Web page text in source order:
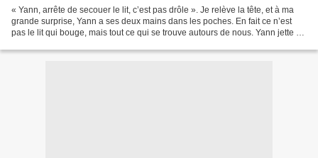
« Yann, arrête de secouer le lit, c’est pas drôle ». Je relève la tête, et à ma
grande surprise, Yann a ses deux mains dans les poches. En fait ce n’est
pas le lit qui bouge, mais tout ce qui se trouve autours de nous. Yann jette un